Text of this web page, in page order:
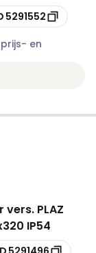
5291552
en
PLAZ
IP54